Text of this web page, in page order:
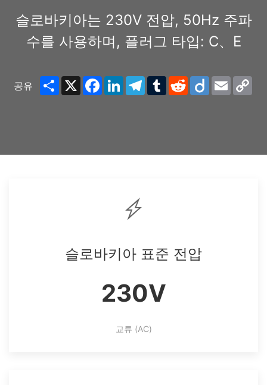
슬로바키아는 230V 전압, 50Hz 주파
수를 사용하며, 플러그 타입: C、E
공유 ShareX Facebook
LinkedInTelegram
TumblrRedditDiigo Email
슬로바키아 표준 전압
230V
교류 (AC)